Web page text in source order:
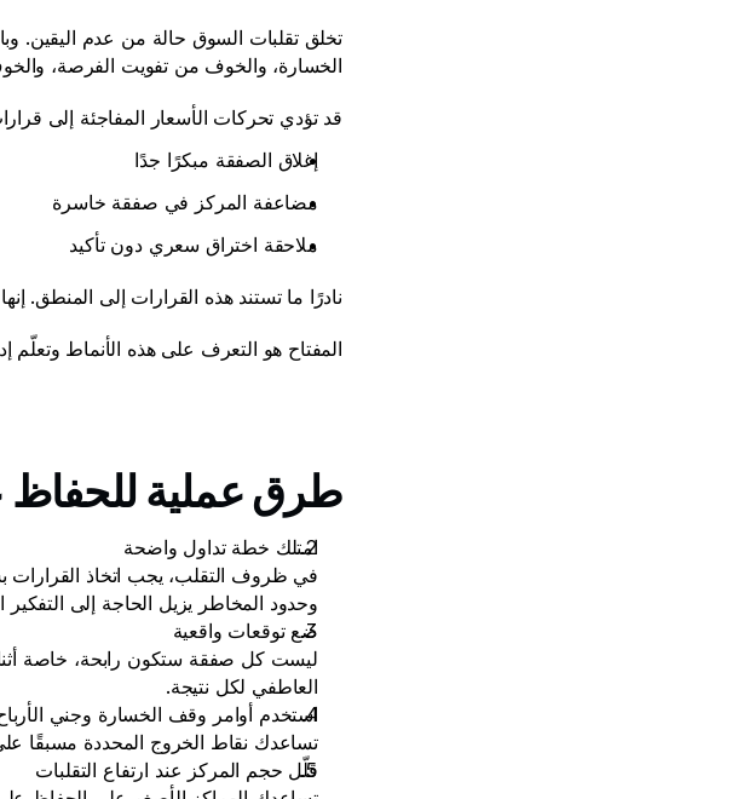
الخسارة، والخوف من تفويت الفرصة،
قد تؤدي تحركات الأسعار المفاجئة إلى
إغلاق الصفقة مبكرًا جدًا
مضاعفة المركز في صفقة خاسرة
ملاحقة اختراق سعري دون تأكيد
نادرًا ما تستند هذه القرارات إلى المنطق.
المفتاح هو التعرف على هذه الأنماط وتعلّم
طرق عملية
امتلك خطة تداول واضحة
وحدود المخاطر يزيل الحاجة إلى
ضع توقعات واقعية
العاطفي لكل نتيجة.
استخدم أوامر وقف الخسارة وجني
تساعدك نقاط الخروج المحددة مسبقًا
قلّل حجم المركز عند ارتفاع التقلبات